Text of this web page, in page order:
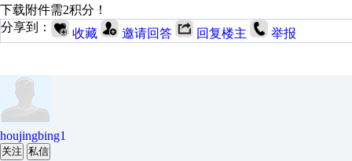
下载附件需2积分！
分享到：
收藏 邀请回答 回复楼主 举报
houjingbing1
关注 私信